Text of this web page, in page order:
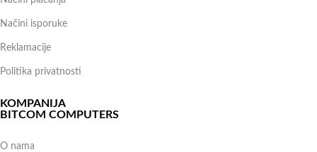
Načini isporuke
Reklamacije
Politika privatnosti
KOMPANIJA
BITCOM COMPUTERS
O nama